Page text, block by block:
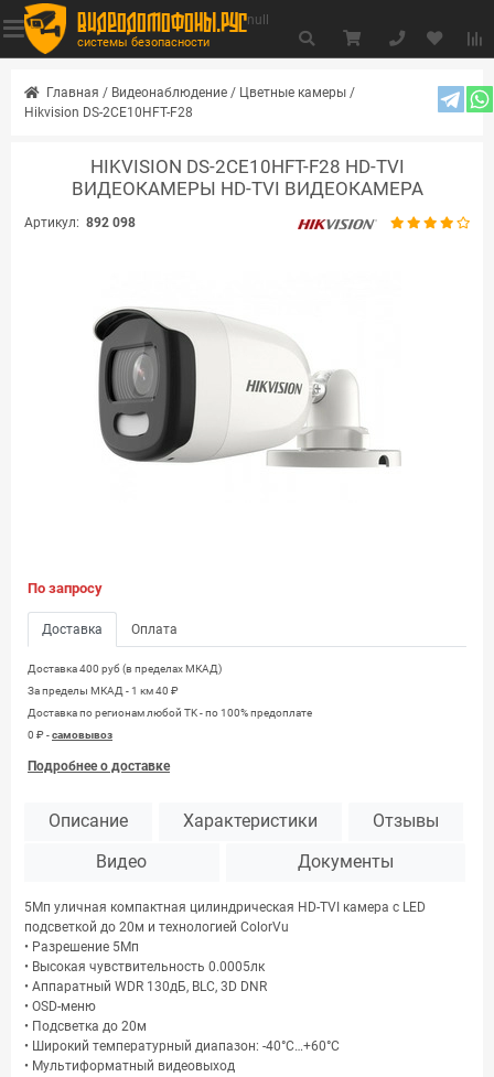
видеодомофоны.рус
системы безопасности
null
Главная / Видеонаблюдение / Цветные камеры /
Hikvision DS-2CE10HFT-F28
HIKVISION DS-2CE10HFT-F28 HD-TVI
ВИДЕОКАМЕРЫ HD-TVI ВИДЕОКАМЕРА
Артикул: 892 098
По запросу
Доставка Оплата
Доставка 400 руб (в пределах МКАД)
За пределы МКАД - 1 км 40 ₽
Доставка по регионам любой TK - по 100% предоплате
0 ₽ -самовывоз
Подробнее о доставке
Описание Характеристики Отзывы
Видео Документы
5Мп уличная компактная цилиндрическая HD-TVI камера с LED
подсветкой до 20м и технологией ColorVu
• Разрешение 5Мп
• Высокая чувствительность 0.0005лк
• Аппаратный WDR 130дБ, BLC, 3D DNR
• OSD-меню
• Подсветка до 20м
• Широкий температурный диапазон: -40°C…+60°C
• Мультиформатный видеовыход